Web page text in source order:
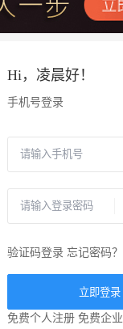
Hi， 凌晨好！
手机号登录
验证码登录 忘记密码？
立即登录
免费个人注册 免费企